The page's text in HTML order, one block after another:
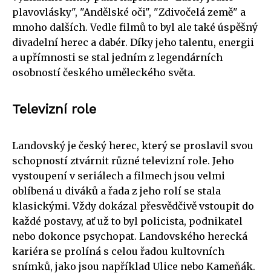
plavovlásky", "Andělské oči", "Zdivočelá země" a
mnoho dalších. Vedle filmů to byl ale také úspěšný
divadelní herec a dabér. Díky jeho talentu, energii
a upřímnosti se stal jedním z legendárních
osobností českého uměleckého světa.
Televizní role
Landovský je český herec, který se proslavil svou
schopností ztvárnit různé televizní role. Jeho
vystoupení v seriálech a filmech jsou velmi
oblíbená u diváků a řada z jeho rolí se stala
klasickými. Vždy dokázal přesvědčivě vstoupit do
každé postavy, ať už to byl policista, podnikatel
nebo dokonce psychopat. Landovského herecká
kariéra se prolíná s celou řadou kultovních
snímků, jako jsou například Ulice nebo Kameňák.